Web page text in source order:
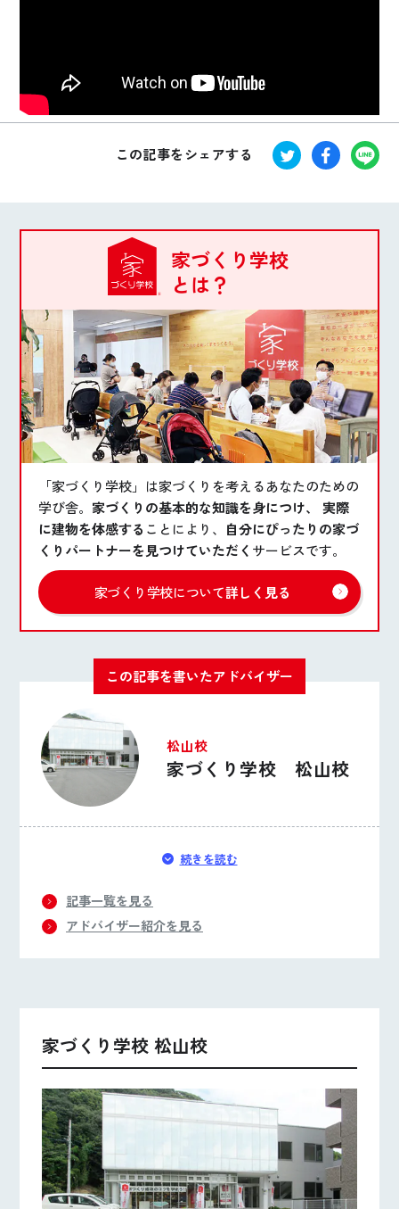
ぜひお気軽にご予約、ご来場ください。
この記事をシェアする
家づくり学校
とは？
「家づくり学校」は家づくりを考えるあなたのための
学び舎。 家づくりの基本的な知識を身につけ、 実際
に建物を体感する ことにより、 自分にぴったりの家づ
くりパートナーを見つけていただく サービスです。
家づくり学校について詳しく見る
この記事を書いたアドバイザー
松山校
家づくり学校 松山校
続きを読む
記事一覧を見る
アドバイザー紹介を見る
家づくり学校 松山校